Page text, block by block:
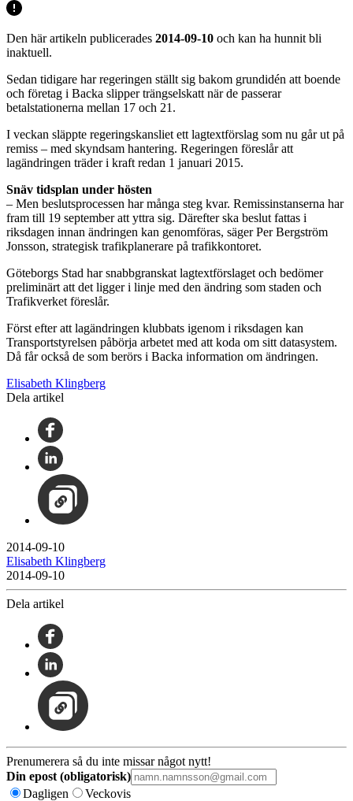
Den här artikeln publicerades 2014-09-10 och kan ha hunnit bli
inaktuell.
Sedan tidigare har regeringen ställt sig bakom grundidén att boende
och företag i Backa slipper trängselskatt när de passerar
betalstationerna mellan 17 och 21.
I veckan släppte regeringskansliet ett lagtextförslag som nu går ut på
remiss – med skyndsam hantering. Regeringen föreslår att
lagändringen träder i kraft redan 1 januari 2015.
Snäv tidsplan under hösten
– Men beslutsprocessen har många steg kvar. Remissinstanserna har
fram till 19 september att yttra sig. Därefter ska beslut fattas i
riksdagen innan ändringen kan genomföras, säger Per Bergström
Jonsson, strategisk trafikplanerare på trafikkontoret.
Göteborgs Stad har snabbgranskat lagtextförslaget och bedömer
preliminärt att det ligger i linje med den ändring som staden och
Trafikverket föreslår.
Först efter att lagändringen klubbats igenom i riksdagen kan
Transportstyrelsen påbörja arbetet med att koda om sitt datasystem.
Då får också de som berörs i Backa information om ändringen.
Elisabeth Klingberg
Dela artikel
2014-09-10
Elisabeth Klingberg
2014-09-10
Dela artikel
Prenumerera så du inte missar något nytt!
Din epost (obligatorisk)
Dagligen
Veckovis